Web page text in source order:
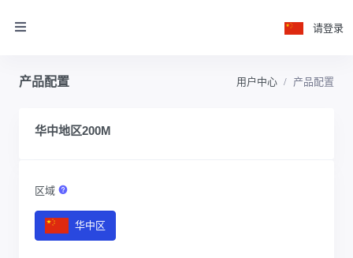
请登录
产品配置 用户中心 产品配置
华中地区200M
区域
华中区